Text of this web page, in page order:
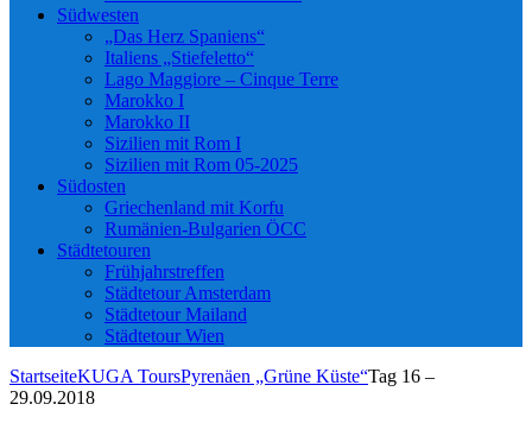
Südwesten
„Das Herz Spaniens“
Italiens „Stiefeletto“
Lago Maggiore – Cinque Terre
Marokko I
Marokko II
Sizilien mit Rom I
Sizilien mit Rom 05-2025
Südosten
Griechenland mit Korfu
Rumänien-Bulgarien ÖCC
Städtetouren
Frühjahrstreffen
Städtetour Amsterdam
Städtetour Mailand
Städtetour Wien
StartseiteKUGA ToursPyrenäen „Grüne Küste“Tag 16 –
29.09.2018